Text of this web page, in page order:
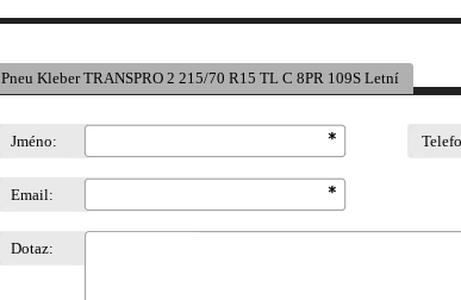
Pneu Kleber TRANSPRO 2 215/70 R15 TL C 8PR 109S Letní
Jméno:
Email:
Dotaz: